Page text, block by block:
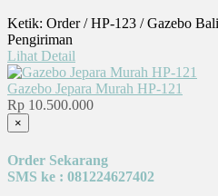
Ketik: Order / HP-123 / Gazebo
Pengiriman
Lihat Detail
Gazebo Jepara Murah HP-121
Rp 10.500.000
×
Order Sekarang
SMS ke : 081224627402